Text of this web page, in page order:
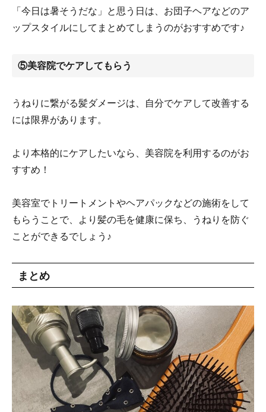
「今日は暑そうだな」と思う日は、お団子ヘアなどのア
ップスタイルにしてまとめてしまうのがおすすめです♪
⑤美容院でケアしてもらう
うねりに繋がる髪ダメージは、自分でケアして改善する
には限界があります。
より本格的にケアしたいなら、美容院を利用するのがお
すすめ！
美容室でトリートメントやヘアパックなどの施術をして
もらうことで、より髪の毛を健康に保ち、うねりを防ぐ
ことができるでしょう♪
まとめ